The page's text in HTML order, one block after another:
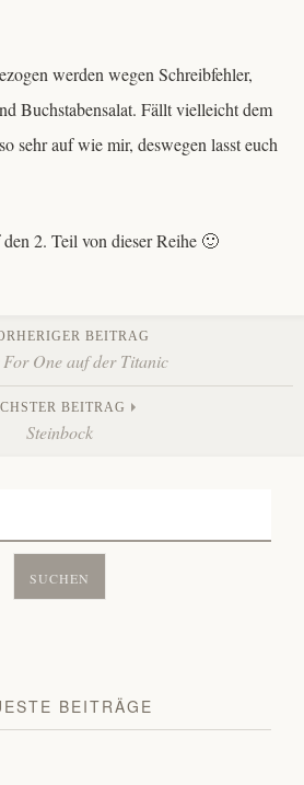
werden wegen Schreibfehler,
Buchstabensalat. Fällt vielleicht dem
sehr auf wie mir, deswegen lasst euch
2. Teil von dieser Reihe 🙂
BEITRAG
One auf der Titanic
BEITRAG
Steinbock
BEITRÄGE